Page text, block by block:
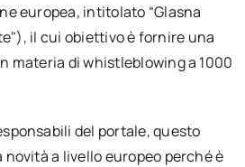
europea, intitolato “Glasna
il cui obiettivo è fornire una
materia di whistleblowing a 1000
del portale, questo
novità a livello europeo perché è